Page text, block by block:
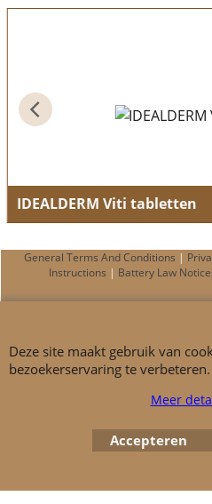
IDEALDERM Viti tabletten
Pigmentation enhancer
General Terms And Conditions |
Instructions | Battery Law
Deze site maakt gebruik van
bezoekerservaring te verbeteren.
Meer
Accepteren